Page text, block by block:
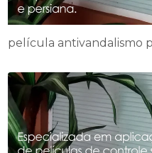
película antivandalismo